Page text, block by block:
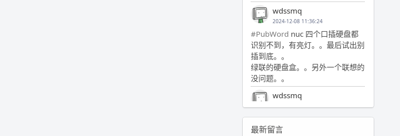
wdssmq
2024-12-08 11:36:24
#PubWord nuc 四个口插硬盘都
识别不到，有亮灯。。最后试出别
插到底。。
绿联的硬盘盒。。另外一个联想的
没问题。。
wdssmq
2024-11-19 17:31:51
#PubWord近期观影记录：超级
马里奥，死侍与金刚狼。。
最新留言